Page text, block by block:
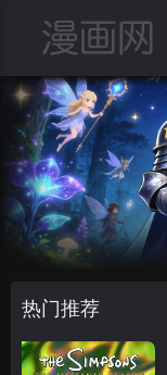
热门推荐